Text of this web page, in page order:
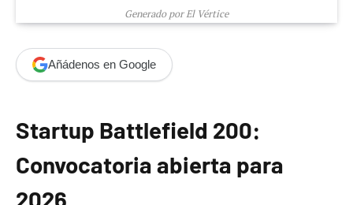
Generado por El Vértice
Añádenos en Google
Startup Battlefield 200:
Convocatoria abierta para
2026